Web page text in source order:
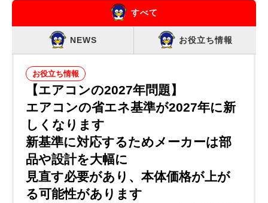
すべて
NEWS お役立ち情報
お役立ち情報
【エアコンの2027年問題】
エアコンの省エネ基準が2027年に新
しくなります
新基準に対応するためメーカーは部
品や設計を大幅に
見直す必要があり、本体価格が上が
る可能性があります